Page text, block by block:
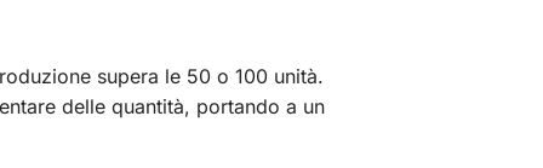
supera le 50 o 100 unità.
delle quantità, portando a un